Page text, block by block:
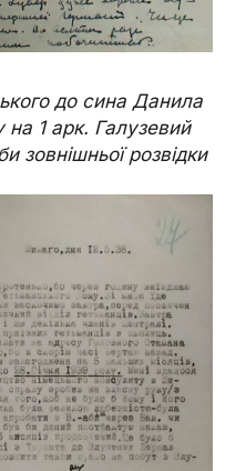
до сина Данила
на 1 арк. Галузевий
зовнішньої розвідки